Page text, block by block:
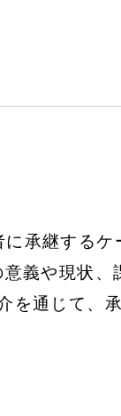
承継するケ
義や現状、
通じて、